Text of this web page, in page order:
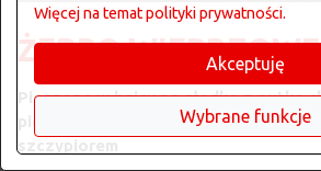
ŻEBRO WIEPRZOWE
Pieczone w bejcy na słodko z nutką
pieczonym ananasem oraz sałatką
szczypiorem
Więcej na temat polityki prywatności.
Akceptuję
Wybrane funkcje